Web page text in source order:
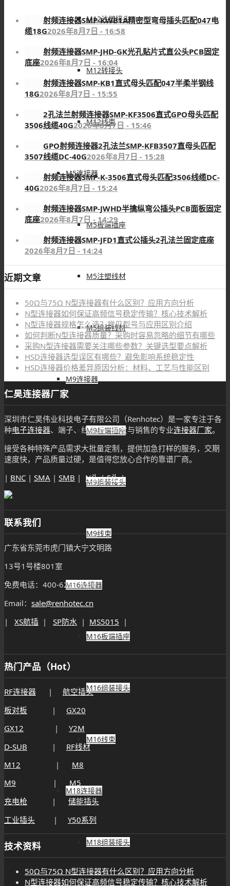
M12注塑接头
M12转接头
M12线束
M5连接器
M5板端插座
M5注塑线材
M5组装线材
M9连接器
M9板端插座
M9组装接头
M9线束
M16连接器
M16板端插座
M16组装接头
M16线束
M18连接器
M18组装接头
射频连接器SMP-KWB1A精密型弯母插头匹配047电
缆18G2026年8月7日 - 16:58
射频连接器SMP-JHD-GK光孔贴片式直公头PCB固定
底座2026年8月7日 - 16:04
射频连接器SMP-KB1直式母头匹配047半柔半钢线
18G2026年8月7日 - 15:55
2孔法兰射频连接器SMP-KF3506直式GPO母头匹配
3506线缆40G2026年8月7日 - 15:46
GPO射频连接器2孔法兰SMP-KFB3507直母头匹配
3507线缆DC-40G2026年8月7日 - 15:28
射频连接器SMP-K-3506直式母头匹配3506线缆DC-
40G2026年8月7日 - 15:24
射频连接器SMP-JWHD半擒纵弯公插头PCB面板固定
底座2026年8月7日 - 14:29
射频连接器SMP-JFD1直式公插头2孔法兰固定底座
2026年8月7日 - 14:24
近期文章
50Ω与75Ω N型连接器有什么区别？应用方向分析
N型连接器如何保证高频信号稳定传输？核心技术解析
N型连接器规格怎么选？常见型号与应用区别介绍
如何判断N型连接器质量？采购时容易忽略的细节有哪些
采购N型连接器需要关注哪些参数？关键选型要点解析
HSD连接器选型误区有哪些？避免影响系统稳定性
HSD连接器价格差异原因分析：材料、工艺与性能区别
仁昊连接器厂家
深圳市仁昊伟业科技电子有限公司（Renhotec）是一家专注于各
种电子连接器、端子、线束生产研发与销售的专业连接器厂家。
接受各种特殊产品需求大批量定制，提供加急打样的服务，交期
速度快，产品质量过硬，是值得您放心合作的靠谱厂商。
| BNC | SMA | SMB | N头|F头|
联系我们
广东省东莞市虎门镇大宁文明路
13号1号楼801室
免费电话：400-6263-698
Email： sale@renhotec.cn
| XS航插 | SP防水 | MS5015 |
热门产品（Hot）
RF连接器 | 航空插头
板对板 | GX20
GX12 | Y2M
D-SUB | RF线材
M12 | M8
M9 | M5
充电枪 | 储能插头
工业插头 | Y50系列
技术资料
50Ω与75Ω N型连接器有什么区别？应用方向分析
N型连接器如何保证高频信号稳定传输？核心技术解析